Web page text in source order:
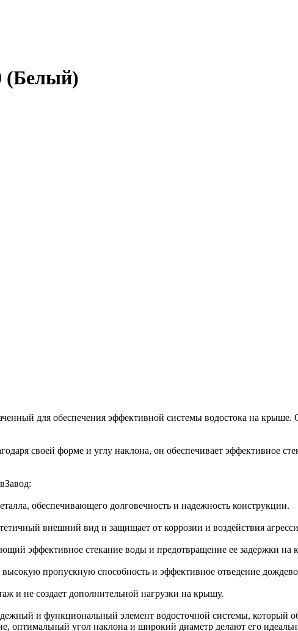
(Белый)
для обеспечения эффективной системы водостока на крыше.
своей форме и углу наклона, он обеспечивает эффективное
обеспечивающего долговечность и надежность конструкции.
внешний вид и защищает от коррозии и воздействия
эффективное стекание воды и предотвращение ее задержки на
пропускную способность и эффективное отведение
и не создает дополнительной нагрузки на крышу.
и функциональный элемент водосточной системы, который
оптимальный угол наклона и широкий диаметр делают его